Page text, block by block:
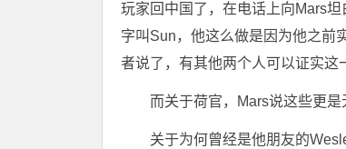
玩家回中国了，在电话上向Mars
字叫Sun，他这么做是因为他之前
者说了，有其他两个人可以证实这
而关于荷官，Mars说这些更
关于为何曾经是他朋友的